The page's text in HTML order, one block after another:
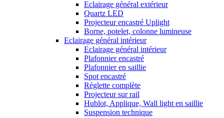
Eclairage général extérieur
Quartz LED
Projecteur encastré Uplight
Borne, potelet, colonne lumineuse
Eclairage général intérieur
Eclairage général intérieur
Plafonnier encastré
Plafonnier en saillie
Spot encastré
Réglette complète
Projecteur sur rail
Hublot, Applique, Wall light en saillie
Suspension technique